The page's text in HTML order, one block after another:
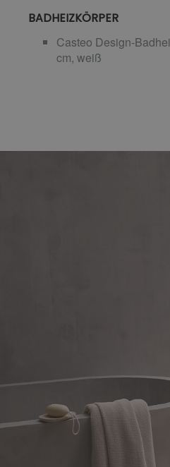
BADHEIZKÖRPER
Casteo Design-
cm, weiß